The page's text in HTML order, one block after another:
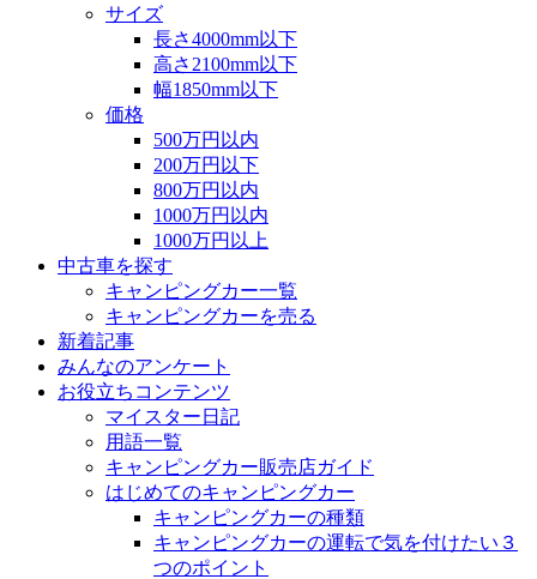
サイズ
長さ4000mm以下
高さ2100mm以下
幅1850mm以下
価格
500万円以内
200万円以下
800万円以内
1000万円以内
1000万円以上
中古車を探す
キャンピングカー一覧
キャンピングカーを売る
新着記事
みんなのアンケート
お役立ちコンテンツ
マイスター日記
用語一覧
キャンピングカー販売店ガイド
はじめてのキャンピングカー
キャンピングカーの種類
キャンピングカーの運転で気を付けたい３
つのポイント